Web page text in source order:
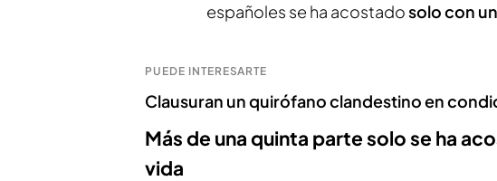
españoles se ha acostadosolo con
PUEDE INTERESARTE
Clausuran un quirófano clandestino en
Más de una quinta parte solo se ha
vida